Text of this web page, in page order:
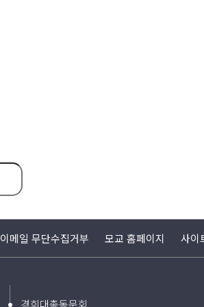
이메일 무단수집거부 모교 홈페이지 사이
경희대총동문회